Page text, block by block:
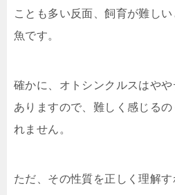
ことも多い反面、飼育が難し
魚です。
確かに、オトシンクルスはや
ありますので、難しく感じる
れません。
ただ、その性質を正しく理解